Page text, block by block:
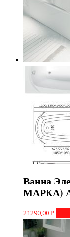
Ванна
МАРКА)
21290,00₽